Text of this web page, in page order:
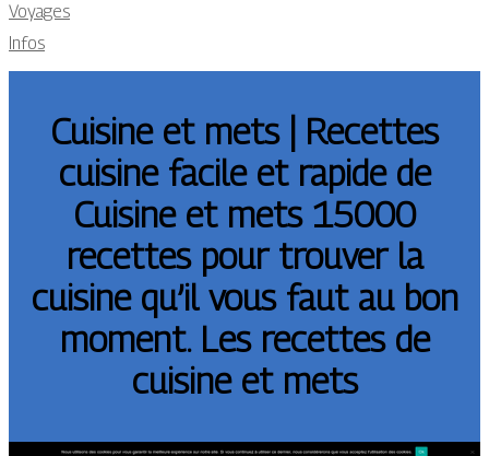
Voyages
Infos
Cuisine et mets | Recettes
cuisine facile et rapide de
Cuisine et mets 15000
recettes pour trouver la
cuisine qu’il vous faut au bon
moment. Les recettes de
cuisine et mets